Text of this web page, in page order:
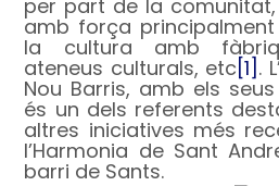
per part de la comunitat,
amb força
la cultura amb
ateneus culturals, etc [1] .
Nou Barris, amb els
és un dels referents
altres iniciatives més
l’Harmonia de Sant
barri de Sants.